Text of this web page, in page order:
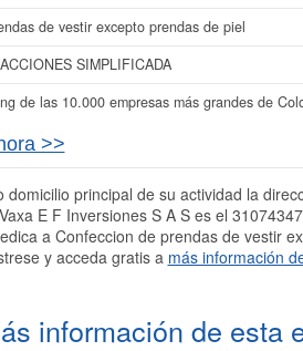
de vestir excepto prendas de piel
SIMPLIFICADA
de las 10.000 empresas más grandes de
>>
principal de su actividad la
E F Inversiones S A S es el
a Confeccion de prendas de vestir
y acceda gratis a más información
información de esta